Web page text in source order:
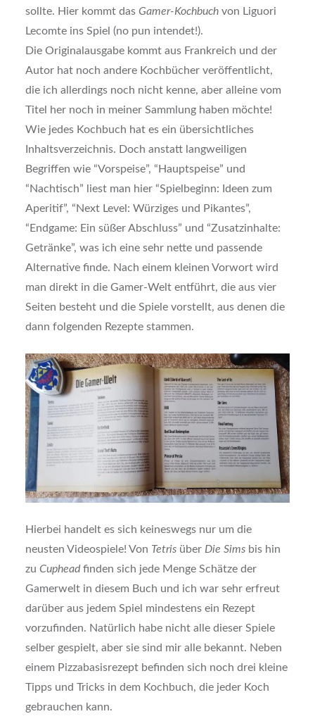
sollte. Hier kommt das Gamer-Kochbuchvon Liguori
Lecomte ins Spiel (no pun intendet!).
Die Originalausgabe kommt aus Frankreich und der
Autor hat noch andere Kochbücher veröffentlicht,
die ich allerdings noch nicht kenne, aber alleine vom
Titel her noch in meiner Sammlung haben möchte!
Wie jedes Kochbuch hat es ein übersichtliches
Inhaltsverzeichnis. Doch anstatt langweiligen
Begriffen wie “Vorspeise”, “Hauptspeise” und
“Nachtisch” liest man hier “Spielbeginn: Ideen zum
Aperitif”, “Next Level: Würziges und Pikantes”,
“Endgame: Ein süßer Abschluss” und “Zusatzinhalte:
Getränke”, was ich eine sehr nette und passende
Alternative finde. Nach einem kleinen Vorwort wird
man direkt in die Gamer-Welt entführt, die aus vier
Seiten besteht und die Spiele vorstellt, aus denen die
dann folgenden Rezepte stammen.
Hierbei handelt es sich keineswegs nur um die
neusten Videospiele! Von Tetrisüber Die Simsbis hin
zu Cupheadfinden sich jede Menge Schätze der
Gamerwelt in diesem Buch und ich war sehr erfreut
darüber aus jedem Spiel mindestens ein Rezept
vorzufinden. Natürlich habe nicht alle dieser Spiele
selber gespielt, aber sie sind mir alle bekannt. Neben
einem Pizzabasisrezept befinden sich noch drei kleine
Tipps und Tricks in dem Kochbuch, die jeder Koch
gebrauchen kann.